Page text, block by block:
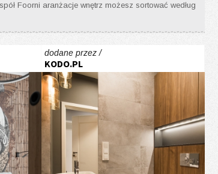
Foorni aranżacje wnętrz możesz sortować według
dodane przez /
KODO.PL